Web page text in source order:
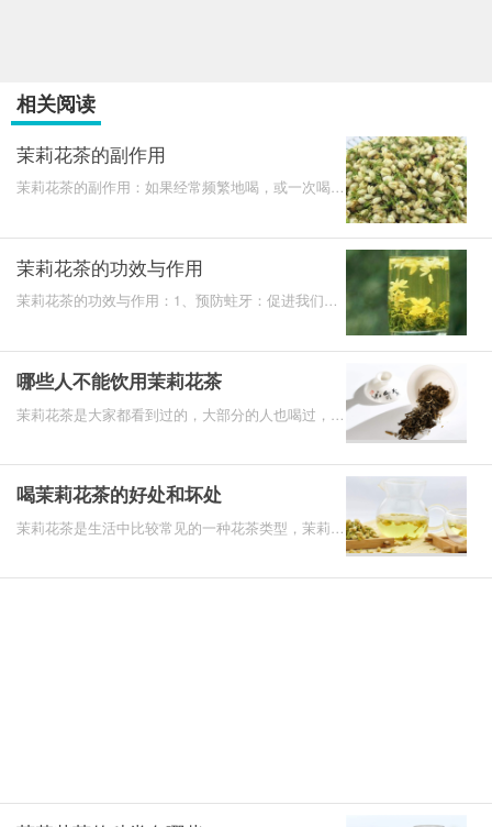
相关阅读
茉莉花茶的副作用
茉莉花茶的副作用：如果经常频繁地喝，或一次喝太
茉莉花茶的功效与作用
茉莉花茶的功效与作用：1、预防蛀牙：促进我们牙
哪些人不能饮用茉莉花茶
茉莉花茶是大家都看到过的，大部分的人也喝过，对
喝茉莉花茶的好处和坏处
茉莉花茶是生活中比较常见的一种花茶类型，茉莉花